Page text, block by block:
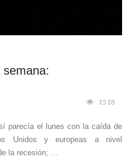
1518
parecía el lunes con la caída de
Unidos y europeas a nivel
la recesión; ...